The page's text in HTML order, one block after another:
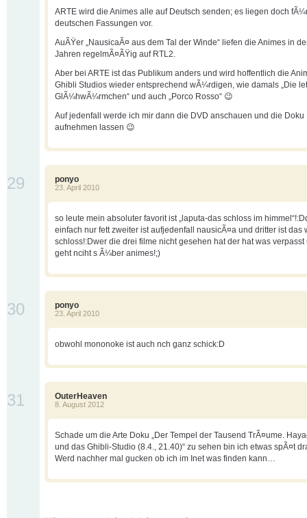
ARTE wird die Animes alle auf Deutsch senden; es liegen doch
deutschen Fassungen vor.
AuÃŸer „NausicaÃ¤ aus dem Tal der Winde“ liefen die Animes in
Jahren regelmÃ¤ÃŸig auf RTL2.
Aber bei ARTE ist das Publikum anders und wird hoffentlich die
Ghibli Studios wieder entsprechend wÃ¼rdigen, wie damals „Die
GlÃ¼hwÃ¼rmchen“ und auch „Porco Rosso“ 😉
Auf jedenfall werde ich mir dann die DVD anschauen und die Doku
aufnehmen lassen 😉
ponyo
23. April 2010
29
so leute mein absoluter favorit ist „laputa-das schloss im
einfach nur fett zweiter ist aufjedenfall nausicÃ¤a und dritter ist das
schloss!:Dwer die drei filme nicht gesehen hat der hat was verpasst
geht nciht s Ã¼ber animes!;)
ponyo
23. April 2010
30
obwohl mononoke ist auch nch ganz schick:D
OuterHeaven
8. August 2012
31
Schade um die Arte Doku „Der Tempel der Tausend TrÃ¤ume.
und das Ghibli-Studio (8.4., 21.40)“ zu sehen bin ich etwas spÃ¤t
Werd nachher mal gucken ob ich im Inet was finden kann…